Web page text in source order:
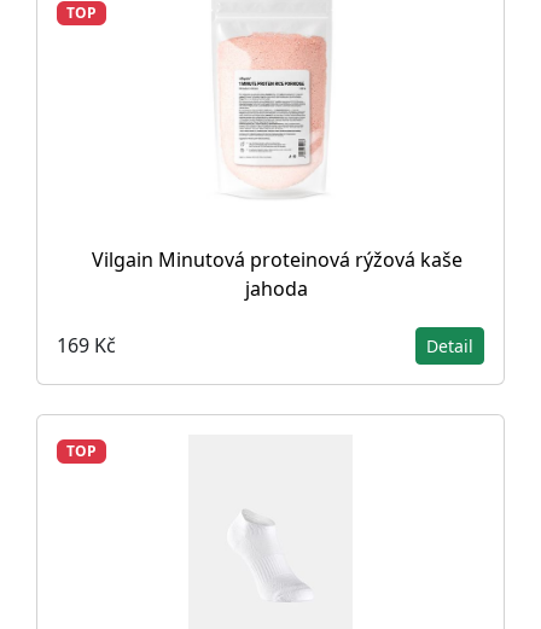
TOP
Vilgain Minutová proteinová rýžová kaše
jahoda
169 Kč Detail
TOP